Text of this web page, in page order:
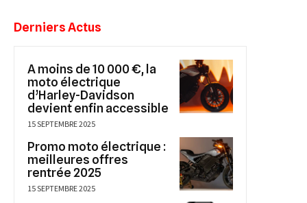
Derniers Actus
A moins de 10 000 €, la
moto électrique
d’Harley-Davidson
devient enfin accessible
15 SEPTEMBRE 2025
Promo moto électrique :
meilleures offres
rentrée 2025
15 SEPTEMBRE 2025